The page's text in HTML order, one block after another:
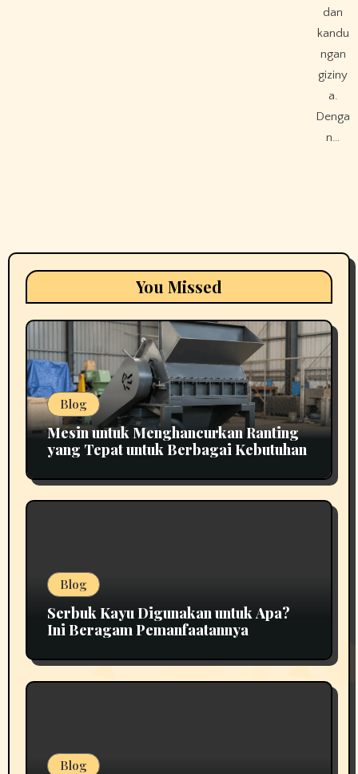
dan
kandu
ngan
giziny
a.
Denga
n…
You Missed
Blog
Mesin untuk Menghancurkan Ranting
yang Tepat untuk Berbagai Kebutuhan
Blog
Serbuk Kayu Digunakan untuk Apa?
Ini Beragam Pemanfaatannya
Blog